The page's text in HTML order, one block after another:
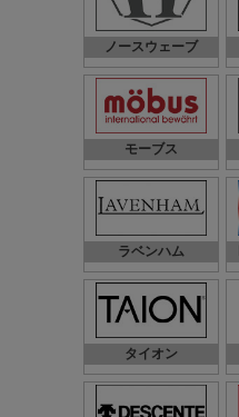
ノースウェーブ
モーブス
ラベンハム
タイオン